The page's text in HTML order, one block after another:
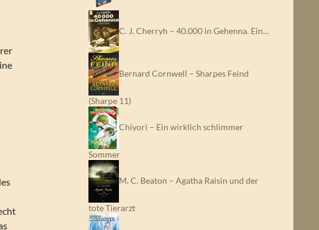
C. J. Cherryh – 40.000 in Gehenna. Ein…
Bernard Cornwell – Sharpes Feind
(Sharpe 11)
Chiyori – Ein wirklich schlimmer
Sommer
M. C. Beaton – Agatha Raisin und der
tote Tierarzt